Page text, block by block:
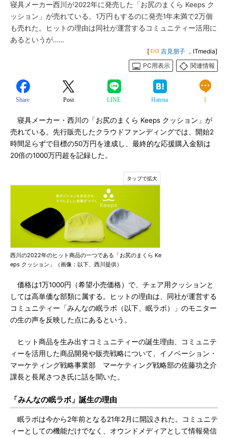
寝具メーカー西川が2022年に発売した「お尻のまくら Keeps ク
ッション」が売れている。1万円もするのに発売1年未満で2万個
も売れた。ヒットの理由は同社が運営するコミュニティー活用に
あるというが……
[ 吉見朋子 ，ITmedia]
PC用表示
関連情報
Share Post LINE Hatena 1
寝具メーカー・西川の「お尻のまくら Keeps クッション」が
売れている。先行販売したクラウドファンディングでは、開始2
時間足らずで目標の50万円を達成し、最終的な応援購入金額は
20倍の1000万円超を記録した。
西川の2022年のヒット商品の一つである「お尻のまくら Ke
eps クッション」（画像：以下、西川提供）
価格は1万1000円（希望小売価格）で、チェア用クッションと
しては高単価な部類に属する。ヒットの理由は、同社が運営する
コミュニティー「みんなの眠ラボ（以下、眠ラボ）」のモニター
の生の声を反映した点にあるという。
ヒット商品を生み出すコミュニティーの誕生理由、コミュニテ
ィーを活用した商品開発や販売戦略について、イノベーション・
マーケティング戦略事業部 マーケティング戦略部の佐藤功之介
課長と長尾さつき氏に話を聞いた。
「みんなの眠ラボ」誕生の理由
眠ラボは今から2年前となる21年2月に開設された。コミュニテ
ィーとしての機能だけでなく、オウンドメディアとして情報発信